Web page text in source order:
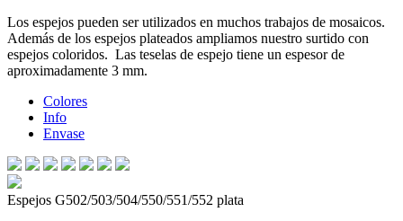
Los espejos pueden ser utilizados en muchos trabajos de mosaicos.
Además de los espejos plateados ampliamos nuestro surtido con
espejos coloridos. Las teselas de espejo tiene un espesor de
aproximadamente 3 mm.
Colores
Info
Envase
Espejos G502/503/504/550/551/552 plata